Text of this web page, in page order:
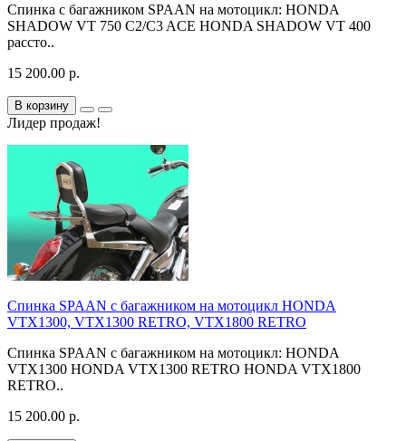
Спинка с багажником SPAAN на мотоцикл: HONDA
SHADOW VT 750 C2/C3 ACE HONDA SHADOW VT 400
рассто..
15 200.00 р.
В корзину
Лидер продаж!
Спинка SPAAN с багажником на мотоцикл HONDA
VTX1300, VTX1300 RETRO, VTX1800 RETRO
Спинка SPAAN с багажником на мотоцикл: HONDA
VTX1300 HONDA VTX1300 RETRO HONDA VTX1800
RETRO..
15 200.00 р.